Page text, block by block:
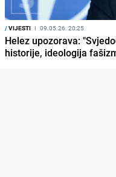
/VIJESTI I 09.05.26. 20:25
Helez upozorava:
historije, ideologija